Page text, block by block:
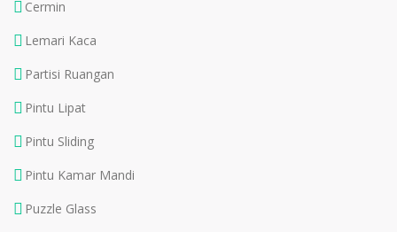
Cermin
Lemari Kaca
Partisi Ruangan
Pintu Lipat
Pintu Sliding
Pintu Kamar Mandi
Puzzle Glass